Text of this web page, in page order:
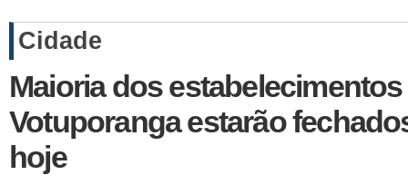
Cidade
Maioria dos estabelecimentos
Votuporanga estarão
hoje